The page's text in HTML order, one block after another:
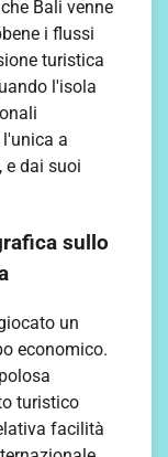
Bali venne
i flussi
turistica
l'isola
a
e dai suoi
sullo
un
economico.
turistico
facilità